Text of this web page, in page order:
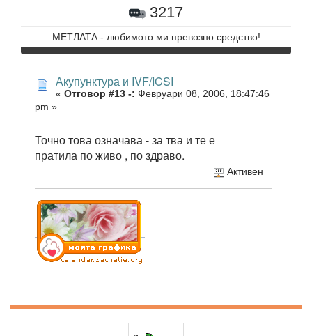
3217
МЕТЛАТА - любимото ми превозно средство!
Акупунктура и IVF/ICSI
« Отговор #13 -: Февруари 08, 2006, 18:47:46
pm »
Точно това означава - за тва и те е
пратила по живо , по здраво.
Активен